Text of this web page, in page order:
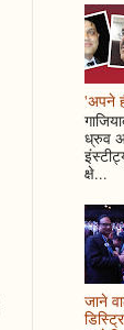
'अपने
ध्रुव
क्षे...
जाने